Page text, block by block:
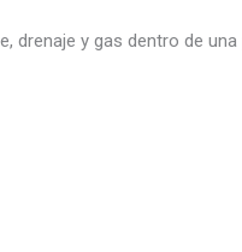
drenaje y gas dentro de